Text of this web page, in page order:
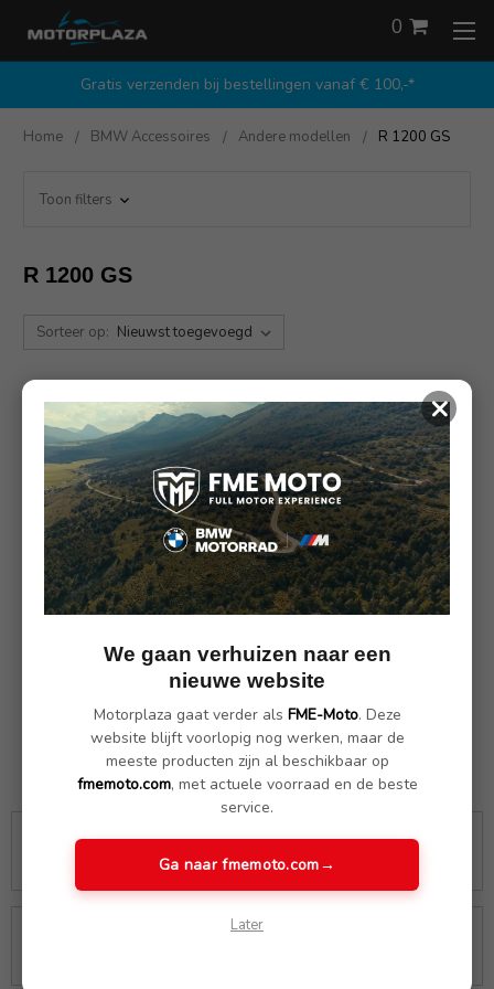
Gratis verzenden bij bestellingen vanaf € 100,-*
0
Home BMW Accessoires Andere modellen R 1200 GS
Toon filters
R 1200 GS
Sorteer op:
Wunderlich
Aktivkomfort 25630-110
Wunderlich Buddyseat
€ 439.00
GRATIS VERZENDING
Vanaf € 100,00
RETOURRECHT
×
We gaan verhuizen naar een
nieuwe website
Motorplaza gaat verder als FME-Moto. Deze
website blijft voorlopig nog werken, maar de
meeste producten zijn al beschikbaar op
fmemoto.com, met actuele voorraad en de beste
service.
Ga naar fmemoto.com→
Later